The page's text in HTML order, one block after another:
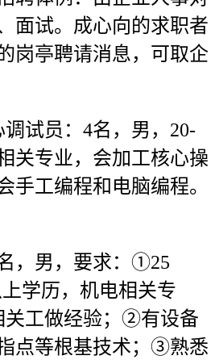
面试。成心向的求职者
岗亭聘请消息，可取企
试员：4名，男，20-
关专业，会加工核心操
手工编程和电脑编程。
男，要求：①25
学历，机电相关专
关工做经验；②有设备
点等根基技术；③熟悉